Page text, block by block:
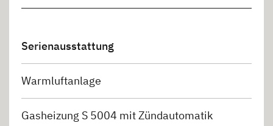
Serienausstattung
Warmluftanlage
Gasheizung S 5004 mit Zündautomatik